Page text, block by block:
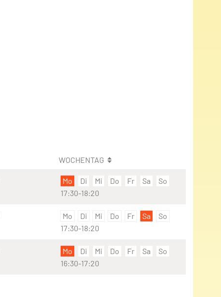
WOCHENTAG
Mo Di Mi Do Fr Sa
So
17:30-18:20
Mo Di Mi Do Fr Sa
So
17:30-18:20
Mo Di Mi Do Fr Sa
So
16:30-17:20